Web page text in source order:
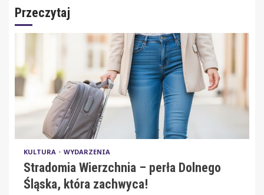
Przeczytaj
KULTURA WYDARZENIA
Stradomia Wierzchnia – perła Dolnego
Śląska, która zachwyca!